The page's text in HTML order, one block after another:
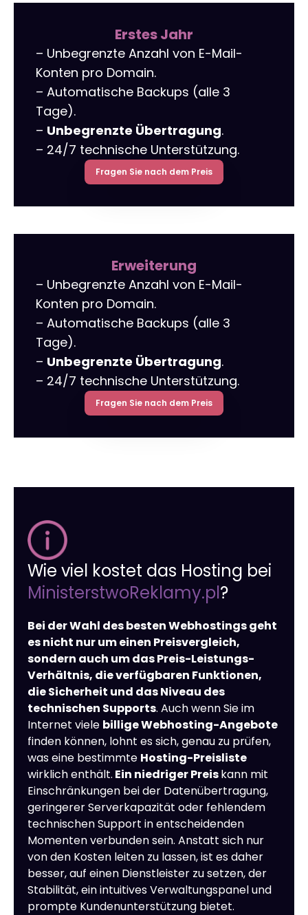
NAP-Visitenkarten
Audyt SEO
Optymalizacja SEO
Allegro-Anzeigen
Umgang mit sozialen Medien
Remarketing
Ein Online Shop für Sie
Server-Verwaltung
tools
Erstes Jahr
– Unbegrenzte Anzahl von E-Mail-
Konten pro Domain.
– Automatische Backups (alle 3
Tage).
– Unbegrenzte Übertragung.
– 24/7 technische Unterstützung.
Fragen Sie nach dem Preis
Erweiterung
– Unbegrenzte Anzahl von E-Mail-
Konten pro Domain.
– Automatische Backups (alle 3
Tage).
– Unbegrenzte Übertragung.
– 24/7 technische Unterstützung.
Fragen Sie nach dem Preis
Wie viel kostet das Hosting bei
MinisterstwoReklamy.pl?
Bei der Wahl des besten Webhostings geht
es nicht nur um einen Preisvergleich,
sondern auch um das Preis-Leistungs-
Verhältnis, die verfügbaren Funktionen,
die Sicherheit und das Niveau des
technischen Supports. Auch wenn Sie im
Internet viele billige Webhosting-Angebote
finden können, lohnt es sich, genau zu prüfen,
was eine bestimmte Hosting-Preisliste
wirklich enthält. Ein niedriger Preiskann mit
Einschränkungen bei der Datenübertragung,
geringerer Serverkapazität oder fehlendem
technischen Support in entscheidenden
Momenten verbunden sein. Anstatt sich nur
von den Kosten leiten zu lassen, ist es daher
besser, auf einen Dienstleister zu setzen, der
Stabilität, ein intuitives Verwaltungspanel und
prompte Kundenunterstützung bietet.